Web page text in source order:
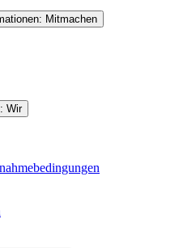
Mitmachen
Wir